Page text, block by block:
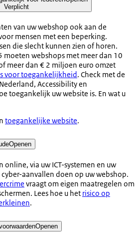
Verplicht
van uw webshop ook aan de
mensen met een beperking.
die slecht kunnen zien of horen.
moeten webshops met meer dan 10
meer dan € 2 miljoen euro omzet
voor toegankelijkheid. Check met de
Accessibility en
toegankelijk uw website is. En wat u
toegankelijke website.
Openen
online, via uw ICT-systemen en uw
aanvallen doen op uw webshop.
vraagt om eigen maatregelen om
Lees hoe u het risico op
.
Openen